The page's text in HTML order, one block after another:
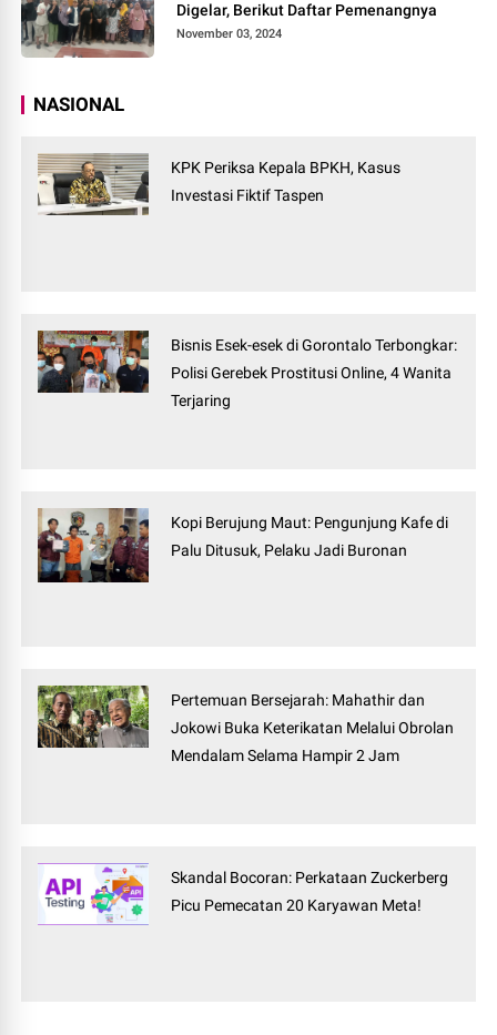
Digelar, Berikut Daftar Pemenangnya
November 03, 2024
NASIONAL
KPK Periksa Kepala BPKH, Kasus
Investasi Fiktif Taspen
Bisnis Esek-esek di Gorontalo Terbongkar:
Polisi Gerebek Prostitusi Online, 4 Wanita
Terjaring
Kopi Berujung Maut: Pengunjung Kafe di
Palu Ditusuk, Pelaku Jadi Buronan
Pertemuan Bersejarah: Mahathir dan
Jokowi Buka Keterikatan Melalui Obrolan
Mendalam Selama Hampir 2 Jam
Skandal Bocoran: Perkataan Zuckerberg
Picu Pemecatan 20 Karyawan Meta!